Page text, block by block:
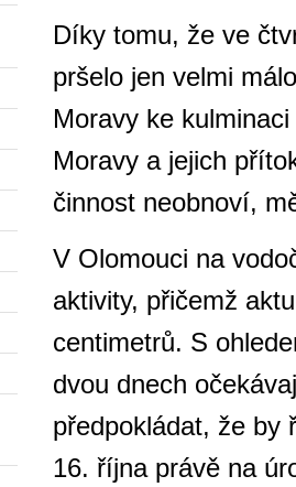
Díky tomu, že ve
pršelo jen velmi
Moravy ke
Moravy a jejich
činnost neobnoví,
V Olomouci na
aktivity, přičemž
centimetrů. S
dvou dnech
předpokládat, že by
16. října právě na